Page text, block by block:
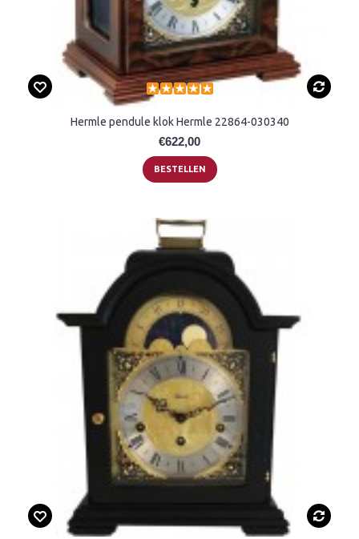
Hermle pendule klok Hermle 22864-030340
€622,00
BESTELLEN